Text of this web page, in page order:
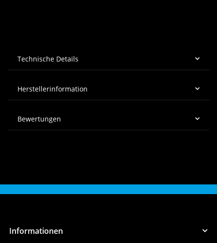
Technische Details
Herstellerinformation
Bewertungen
Informationen